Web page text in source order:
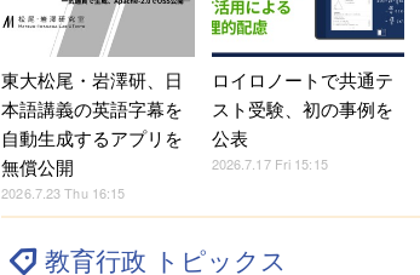
東大松尾・岩澤研、日
本語講義の英語字幕を
自動生成するアプリを
無償公開
2026.7.23 Thu 16:15
ロイロノートで共通テ
スト受験、初の事例を
公表
2026.7.17 Fri 15:15
教育行政 トピックス